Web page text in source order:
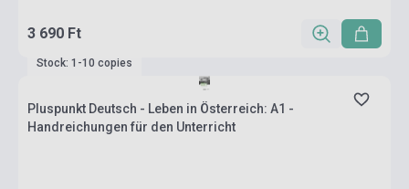
3 690 Ft
Stock: 1-10 copies
Pluspunkt Deutsch - Leben in Österreich: A1 -
Handreichungen für den Unterricht